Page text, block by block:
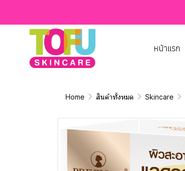
หน้าแรก
Home สินค้าทั้งหมด Skincare